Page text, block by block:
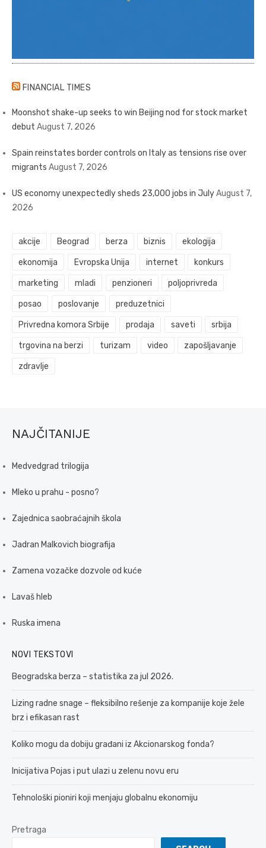
FINANCIAL TIMES
Moonshot shake-up seeks to win Beijing nod for stock market
debut August 7, 2026
Spain reinstates border controls on Italy as tensions rise over
migrants August 7, 2026
US economy unexpectedly sheds 23,000 jobs in JulyAugust 7,
2026
akcije Beograd berza biznis ekologija
ekonomija Evropska Unija internet konkurs
marketing mladi penzioneri poljoprivreda
posao poslovanje preduzetnici
Privredna komora Srbije prodaja saveti srbija
trgovina na berzi turizam video zapošljavanje
zdravlje
NAJČITANIJE
Medvedgrad trilogija
Mleko u prahu - posno?
Zajednica saobraćajnih škola
Jadran Malkovich biografija
Zamena vozačke dozvole od kuće
Lavaš hleb
Ruska imena
NOVI TEKSTOVI
Beogradska berza – statistika za jul 2026.
Lizing radne snage – fleksibilno rešenje za kompanije koje žele
brz i efikasan rast
Koliko mogu da dobiju građani iz Akcionarskog fonda?
Inicijativa Pojas i put ulazi u zelenu novu eru
Tehnološki pioniri koji menjaju globalnu ekonomiju
Pretraga